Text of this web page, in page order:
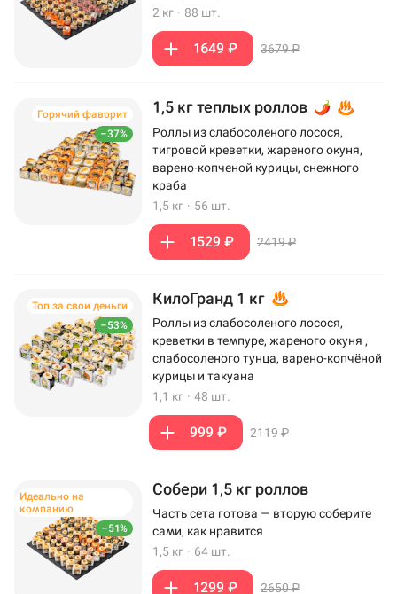
2 кг · 88 шт.
1649 ₽ 3679 ₽
–37%
Горячий фаворит 1,5 кг теплых роллов
Роллы из слабосоленого лосося,
тигровой креветки, жареного окуня,
варено-копченой курицы, снежного
краба
1,5 кг · 56 шт.
1529 ₽ 2419 ₽
–53%
Топ за свои деньги КилоГранд 1 кг
Роллы из слабосоленого лосося,
креветки в темпуре, жареного окуня ,
слабосоленого тунца, варено-копчёной
курицы и такуана
1,1 кг · 48 шт.
999 ₽ 2119 ₽
–51%
Идеально на
компанию
Собери 1,5 кг роллов
Часть сета готова — вторую соберите
сами, как нравится
1,5 кг · 64 шт.
1299 ₽ 2650 ₽